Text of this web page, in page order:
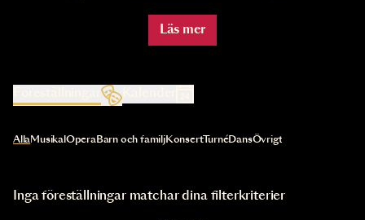
Läs mer
Kalender
Val av kategori uppdaterar innehållet automatiskt
AllaMusikal OperaBarn och familjKonsertTurnéDansÖvrigt
Inga föreställningar matchar dina filterkriterier